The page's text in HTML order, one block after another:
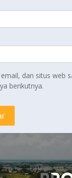
dan situs web
berikutnya.